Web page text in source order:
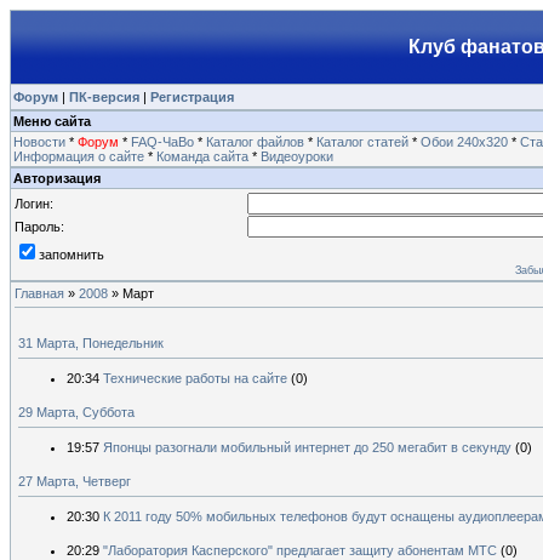
Клуб
Форум | ПК-версия | Регистрация
Меню сайта
Новости * Форум * FAQ-ЧаВо * Каталог файлов * Каталог статей * Обои 240х320 *
Информация о сайте * Команда сайта * Видеоуроки
Авторизация
Логин:
Пароль:
запомнить
Главная » 2008 » Март
31 Марта, Понедельник
20:34 Технические работы на сайте (0)
29 Марта, Суббота
19:57 Японцы разогнали мобильный интернет до 250 мегабит в секунду (0)
27 Марта, Четверг
20:30 К 2011 году 50% мобильных телефонов будут оснащены
20:29 "Лаборатория Касперского" предлагает защиту абонентам МТС (0)